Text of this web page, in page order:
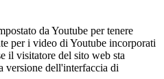
da Youtube per tenere
per i video di Youtube incorporati
il visitatore del sito web sta
versione dell'interfaccia di